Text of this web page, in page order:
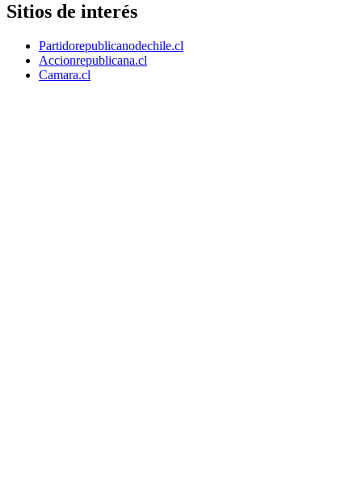
Sitios de interés
Partidorepublicanodechile.cl
Accionrepublicana.cl
Camara.cl